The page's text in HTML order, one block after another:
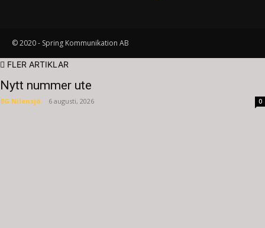
© 2020 - Spring Kommunikation AB
FLER ARTIKLAR
Nytt nummer ute
BG Nilensjö 6 augusti, 2026 0